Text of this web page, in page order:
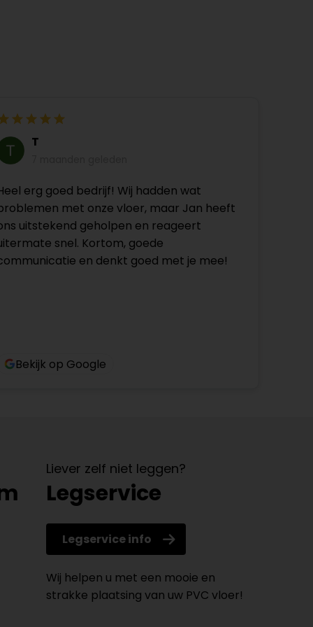
T
erg goed bedrijf! Wij hadden wat
met onze vloer, maar Jan heeft
uitstekend geholpen en reageert
snel. Kortom, goede
en denkt goed met je mee!
Bekijk op Google
Liever zelf niet leggen?
Legservice
Legservice info
Wij helpen u met een mooie en
strakke plaatsing van uw PVC vloer!